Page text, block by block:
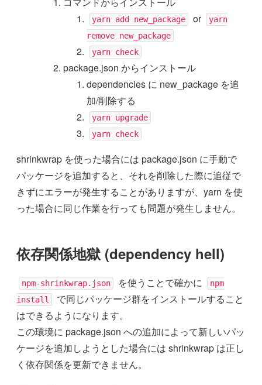
yarn add new_package or
yarn
remove new_package
yarn check
package.json からインストール
dependencies に new_package を追
加/削除する
yarn upgrade
yarn check
shrinkwrap を使った場合には package.json に手動で
パッケージを追加すると、それを削除した際に追従で
きずにエラーが発生することがありますが、yarn を使
った場合に同じ作業を行っても問題が発生しません。
依存関係地獄 (dependency hell)
npm-shrinkwrap.json を使うことで確かに
npm
install
で同じパッケージ群をインストールすること
はできるようになります。
この環境に package.json への追加によって新しいパッ
ケージを追加しようとした場合には shrinkwrap は正し
く依存関係を更新できません。